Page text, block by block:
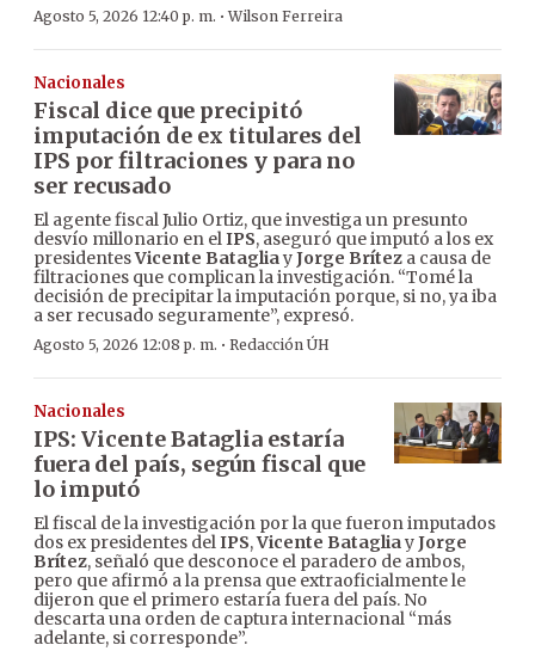
Agosto 5, 2026 12:40 p. m. ·Wilson Ferreira
Nacionales
Fiscal dice que precipitó
imputación de ex titulares del
IPS por filtraciones y para no
ser recusado
El agente fiscal Julio Ortiz, que investiga un presunto
desvío millonario en elIPS, aseguró que imputó a los ex
presidentesVicente BatagliayJorge Brítez a causa de
filtraciones que complican la investigación. “Tomé la
decisión de precipitar la imputación porque, si no, ya iba
a ser recusado seguramente”, expresó.
Agosto 5, 2026 12:08 p. m. · Redacción ÚH
Nacionales
IPS: Vicente Bataglia estaría
fuera del país, según fiscal que
lo imputó
El fiscal de la investigación por la que fueron imputados
dos ex presidentes delIPS,Vicente BatagliayJorge
Brítez, señaló que desconoce el paradero de ambos,
pero que afirmó a la prensa que extraoficialmente le
dijeron que el primero estaría fuera del país. No
descarta una orden de captura internacional “más
adelante, si corresponde”.